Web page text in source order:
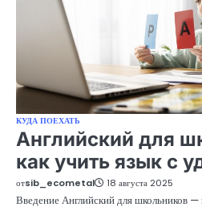
КУДА ПОЕХАТЬ
Английский для
как учить язык с
отsib_ecometal 18 августа 2025
Введение Английский для школьников